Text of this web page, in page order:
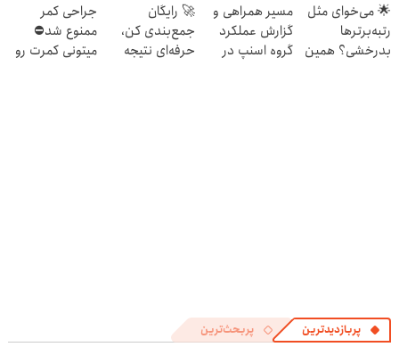
تابستون رایگان
ماز 📚
🌟 می‌خوای مثل
رتبه‌برترها
بدرخشی؟ همین
مسیر همراهی و
گزارش عملکرد
گروه اسنپ در
🚀 رایگان
جمع‌بندی کن،
حرفه‌ای نتیجه
جراحی کمر
ممنوع شد⛔
میتونی کمرت رو
پربازدیدترین پربحث‌ترین